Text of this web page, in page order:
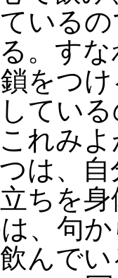
いる
。す
をつ
てい
れみ
は、
ちを
、句
んで